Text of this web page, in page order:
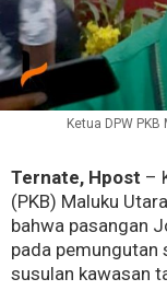
Ketua DPW
Ternate, Hpost –
(PKB) Maluku
bahwa pasangan
pada pemungutan
susulan kawasan